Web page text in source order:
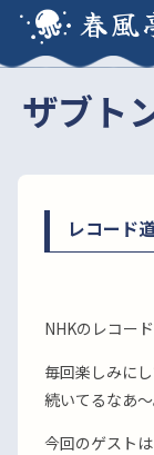
春風
ザブト
レコード
NHKのレコー
毎回楽しみに
続いてるなあ
今回のゲスト